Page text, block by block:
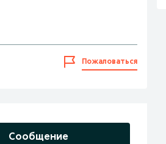
Пожаловаться
Сообщение